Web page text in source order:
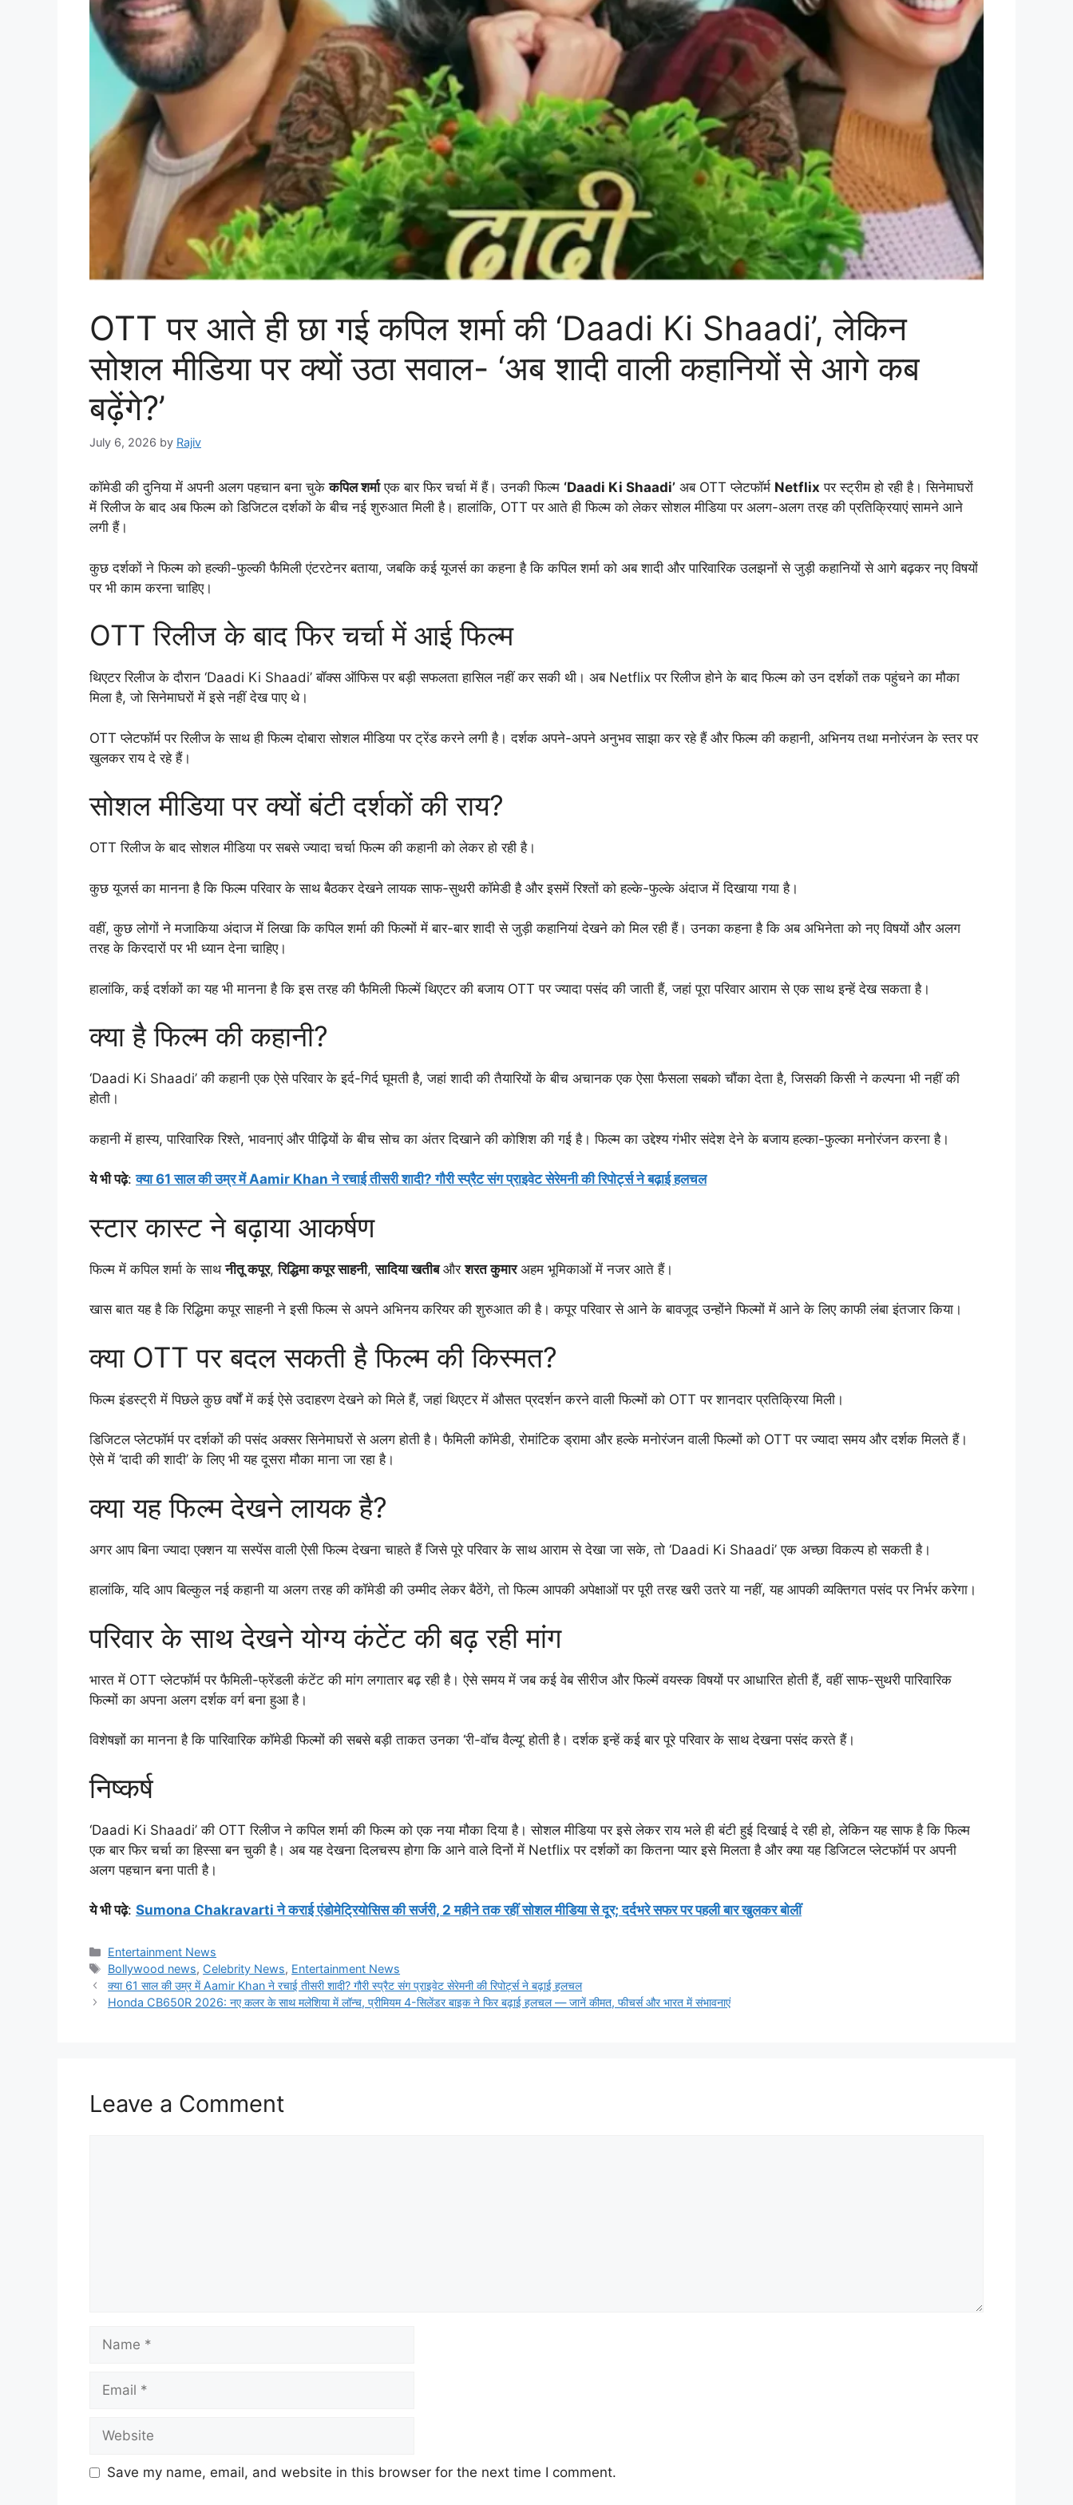
OTT पर आते ही छा गई कपिल शर्मा की ‘Daadi Ki Shaadi’, लेकिन
सोशल मीडिया पर क्यों उठा सवाल- ‘अब शादी वाली कहानियों से आगे कब
बढ़ेंगे?’
July 6, 2026 by Rajiv
कॉमेडी की दुनिया में अपनी अलग पहचान बना चुकेकपिल शर्माएक बार फिर चर्चा में हैं। उनकी फिल्म ‘Daadi Ki Shaadi’ अब OTT प्लेटफॉर्म Netflix पर स्ट्रीम हो रही है। सिनेमाघरों
में रिलीज के बाद अब फिल्म को डिजिटल दर्शकों के बीच नई शुरुआत मिली है। हालांकि, OTT पर आते ही फिल्म को लेकर सोशल मीडिया पर अलग-अलग तरह की प्रतिक्रियाएं सामने आने
लगी हैं।
कुछ दर्शकों ने फिल्म को हल्की-फुल्की फैमिली एंटरटेनर बताया, जबकि कई यूजर्स का कहना है कि कपिल शर्मा को अब शादी और पारिवारिक उलझनों से जुड़ी कहानियों से आगे बढ़कर नए विषयों
पर भी काम करना चाहिए।
OTT रिलीज के बाद फिर चर्चा में आई फिल्म
थिएटर रिलीज के दौरान ‘Daadi Ki Shaadi’ बॉक्स ऑफिस पर बड़ी सफलता हासिल नहीं कर सकी थी। अब Netflix पर रिलीज होने के बाद फिल्म को उन दर्शकों तक पहुंचने का मौका
मिला है, जो सिनेमाघरों में इसे नहीं देख पाए थे।
OTT प्लेटफॉर्म पर रिलीज के साथ ही फिल्म दोबारा सोशल मीडिया पर ट्रेंड करने लगी है। दर्शक अपने-अपने अनुभव साझा कर रहे हैं और फिल्म की कहानी, अभिनय तथा मनोरंजन के स्तर पर
खुलकर राय दे रहे हैं।
सोशल मीडिया पर क्यों बंटी दर्शकों की राय?
OTT रिलीज के बाद सोशल मीडिया पर सबसे ज्यादा चर्चा फिल्म की कहानी को लेकर हो रही है।
कुछ यूजर्स का मानना है कि फिल्म परिवार के साथ बैठकर देखने लायक साफ-सुथरी कॉमेडी है और इसमें रिश्तों को हल्के-फुल्के अंदाज में दिखाया गया है।
वहीं, कुछ लोगों ने मजाकिया अंदाज में लिखा कि कपिल शर्मा की फिल्मों में बार-बार शादी से जुड़ी कहानियां देखने को मिल रही हैं। उनका कहना है कि अब अभिनेता को नए विषयों और अलग
तरह के किरदारों पर भी ध्यान देना चाहिए।
हालांकि, कई दर्शकों का यह भी मानना है कि इस तरह की फैमिली फिल्में थिएटर की बजाय OTT पर ज्यादा पसंद की जाती हैं, जहां पूरा परिवार आराम से एक साथ इन्हें देख सकता है।
क्या है फिल्म की कहानी?
‘Daadi Ki Shaadi’ की कहानी एक ऐसे परिवार के इर्द-गिर्द घूमती है, जहां शादी की तैयारियों के बीच अचानक एक ऐसा फैसला सबको चौंका देता है, जिसकी किसी ने कल्पना भी नहीं की
होती।
कहानी में हास्य, पारिवारिक रिश्ते, भावनाएं और पीढ़ियों के बीच सोच का अंतर दिखाने की कोशिश की गई है। फिल्म का उद्देश्य गंभीर संदेश देने के बजाय हल्का-फुल्का मनोरंजन करना है।
ये भी पढ़े:क्या 61 साल की उम्र में Aamir Khan ने रचाई तीसरी शादी? गौरी स्प्रैट संग प्राइवेट सेरेमनी की रिपोर्ट्स ने बढ़ाई हलचल
स्टार कास्ट ने बढ़ाया आकर्षण
फिल्म में कपिल शर्मा के साथनीतू कपूर,रिद्धिमा कपूर साहनी,सादिया खतीबऔरशरत कुमारअहम भूमिकाओं में नजर आते हैं।
खास बात यह है कि रिद्धिमा कपूर साहनी ने इसी फिल्म से अपने अभिनय करियर की शुरुआत की है। कपूर परिवार से आने के बावजूद उन्होंने फिल्मों में आने के लिए काफी लंबा इंतजार किया।
क्या OTT पर बदल सकती है फिल्म की किस्मत?
फिल्म इंडस्ट्री में पिछले कुछ वर्षों में कई ऐसे उदाहरण देखने को मिले हैं, जहां थिएटर में औसत प्रदर्शन करने वाली फिल्मों को OTT पर शानदार प्रतिक्रिया मिली।
डिजिटल प्लेटफॉर्म पर दर्शकों की पसंद अक्सर सिनेमाघरों से अलग होती है। फैमिली कॉमेडी, रोमांटिक ड्रामा और हल्के मनोरंजन वाली फिल्मों को OTT पर ज्यादा समय और दर्शक मिलते हैं।
ऐसे में ‘दादी की शादी’ के लिए भी यह दूसरा मौका माना जा रहा है।
क्या यह फिल्म देखने लायक है?
अगर आप बिना ज्यादा एक्शन या सस्पेंस वाली ऐसी फिल्म देखना चाहते हैं जिसे पूरे परिवार के साथ आराम से देखा जा सके, तो ‘Daadi Ki Shaadi’ एक अच्छा विकल्प हो सकती है।
हालांकि, यदि आप बिल्कुल नई कहानी या अलग तरह की कॉमेडी की उम्मीद लेकर बैठेंगे, तो फिल्म आपकी अपेक्षाओं पर पूरी तरह खरी उतरे या नहीं, यह आपकी व्यक्तिगत पसंद पर निर्भर करेगा।
परिवार के साथ देखने योग्य कंटेंट की बढ़ रही मांग
भारत में OTT प्लेटफॉर्म पर फैमिली-फ्रेंडली कंटेंट की मांग लगातार बढ़ रही है। ऐसे समय में जब कई वेब सीरीज और फिल्में वयस्क विषयों पर आधारित होती हैं, वहीं साफ-सुथरी पारिवारिक
फिल्मों का अपना अलग दर्शक वर्ग बना हुआ है।
विशेषज्ञों का मानना है कि पारिवारिक कॉमेडी फिल्मों की सबसे बड़ी ताकत उनका ‘री-वॉच वैल्यू’ होती है। दर्शक इन्हें कई बार पूरे परिवार के साथ देखना पसंद करते हैं।
निष्कर्ष
‘Daadi Ki Shaadi’ की OTT रिलीज ने कपिल शर्मा की फिल्म को एक नया मौका दिया है। सोशल मीडिया पर इसे लेकर राय भले ही बंटी हुई दिखाई दे रही हो, लेकिन यह साफ है कि फिल्म
एक बार फिर चर्चा का हिस्सा बन चुकी है। अब यह देखना दिलचस्प होगा कि आने वाले दिनों में Netflix पर दर्शकों का कितना प्यार इसे मिलता है और क्या यह डिजिटल प्लेटफॉर्म पर अपनी
अलग पहचान बना पाती है।
ये भी पढ़े: Sumona Chakravarti ने कराई एंडोमेट्रियोसिस की सर्जरी, 2 महीने तक रहीं सोशल मीडिया से दूर; दर्दभरे सफर पर पहली बार खुलकर बोलीं
Categories
Entertainment News
Tags
Bollywood news, Celebrity News, Entertainment News
क्या 61 साल की उम्र में Aamir Khan ने रचाई तीसरी शादी? गौरी स्प्रैट संग प्राइवेट सेरेमनी की रिपोर्ट्स ने बढ़ाई हलचल
Honda CB650R 2026: नए कलर के साथ मलेशिया में लॉन्च, प्रीमियम 4-सिलेंडर बाइक ने फिर बढ़ाई हलचल — जानें कीमत, फीचर्स और भारत में संभावनाएं
Leave a Comment
Name
Email
Website
Save my name, email, and website in this browser for the next time I comment.